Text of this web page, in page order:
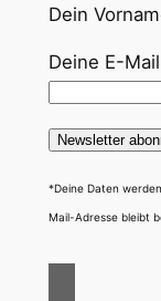
Dein
Deine E-
*Deine Daten
Mail-Adresse bleibt